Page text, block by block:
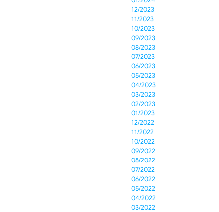
12/2023
11/2023
10/2023
09/2023
08/2023
07/2023
06/2023
05/2023
04/2023
03/2023
02/2023
01/2023
12/2022
11/2022
10/2022
09/2022
08/2022
07/2022
06/2022
05/2022
04/2022
03/2022